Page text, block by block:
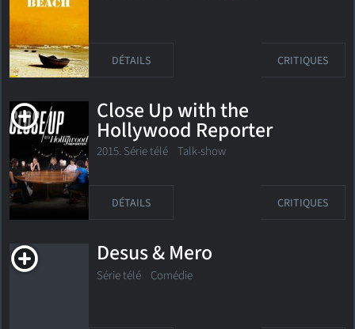
DÉTAILS CRITIQUES
Close Up with the
Hollywood Reporter
2015. Série télé Talk-show
DÉTAILS CRITIQUES
Desus & Mero
Série télé Comédie